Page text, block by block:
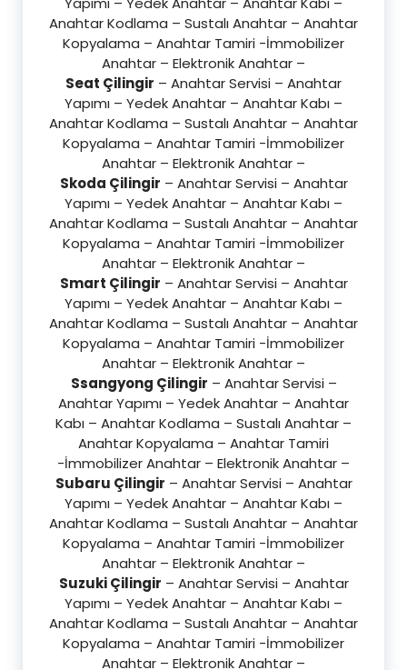
Anahtar Kodlama – Sustalı Anahtar – Anahtar
Kopyalama – Anahtar Tamiri -İmmobilizer
Anahtar – Elektronik Anahtar –
Seat Çilingir – Anahtar Servisi – Anahtar
Yapımı – Yedek Anahtar – Anahtar Kabı –
Anahtar Kodlama – Sustalı Anahtar – Anahtar
Kopyalama – Anahtar Tamiri -İmmobilizer
Anahtar – Elektronik Anahtar –
Skoda Çilingir – Anahtar Servisi – Anahtar
Yapımı – Yedek Anahtar – Anahtar Kabı –
Anahtar Kodlama – Sustalı Anahtar – Anahtar
Kopyalama – Anahtar Tamiri -İmmobilizer
Anahtar – Elektronik Anahtar –
Smart Çilingir – Anahtar Servisi – Anahtar
Yapımı – Yedek Anahtar – Anahtar Kabı –
Anahtar Kodlama – Sustalı Anahtar – Anahtar
Kopyalama – Anahtar Tamiri -İmmobilizer
Anahtar – Elektronik Anahtar –
Ssangyong Çilingir – Anahtar Servisi –
Anahtar Yapımı – Yedek Anahtar – Anahtar
Kabı – Anahtar Kodlama – Sustalı Anahtar –
Anahtar Kopyalama – Anahtar Tamiri
-İmmobilizer Anahtar – Elektronik Anahtar –
Subaru Çilingir – Anahtar Servisi – Anahtar
Yapımı – Yedek Anahtar – Anahtar Kabı –
Anahtar Kodlama – Sustalı Anahtar – Anahtar
Kopyalama – Anahtar Tamiri -İmmobilizer
Anahtar – Elektronik Anahtar –
Suzuki Çilingir – Anahtar Servisi – Anahtar
Yapımı – Yedek Anahtar – Anahtar Kabı –
Anahtar Kodlama – Sustalı Anahtar – Anahtar
Kopyalama – Anahtar Tamiri -İmmobilizer
Anahtar – Elektronik Anahtar –